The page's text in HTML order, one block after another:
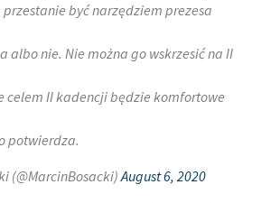
być narzędziem prezesa
albo nie. Nie można go wskrzesić na II
celem II kadencji będzie komfortowe
potwierdza.
(@MarcinBosacki)August 6, 2020